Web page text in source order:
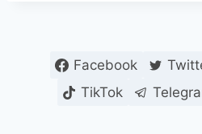
Facebook
TikTok